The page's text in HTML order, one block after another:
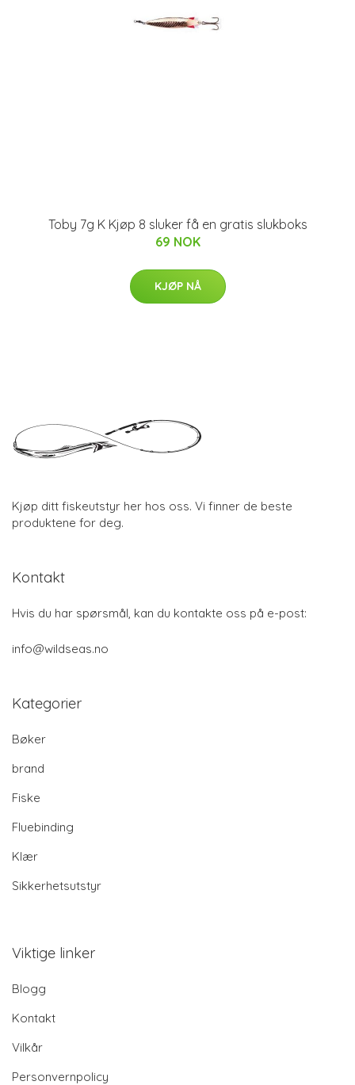
Toby 7g K Kjøp 8 sluker få en gratis slukboks
69 NOK
KJØP NÅ
Kjøp ditt fiskeutstyr her hos oss. Vi finner de beste
produktene for deg.
Kontakt
Hvis du har spørsmål, kan du kontakte oss på e-post:
info@wildseas.no
Kategorier
Bøker
brand
Fiske
Fluebinding
Klær
Sikkerhetsutstyr
Viktige linker
Blogg
Kontakt
Vilkår
Personvernpolicy